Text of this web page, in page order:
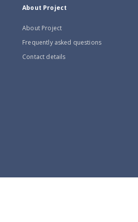
About Project
About Project
Frequently asked questions
Contact details